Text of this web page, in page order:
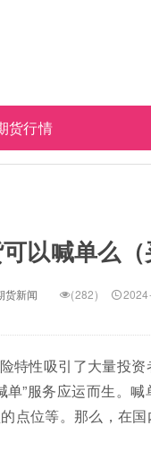
货行情
以喊单么（
货新闻 (282)
特性吸引了大量投
”服务应运而生。
点位等。那么，在